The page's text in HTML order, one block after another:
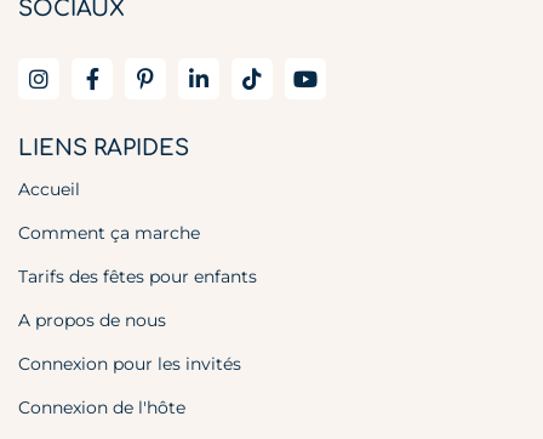
SOCIAUX
LIENS RAPIDES
Accueil
Comment ça marche
Tarifs des fêtes pour enfants
A propos de nous
Connexion pour les invités
Connexion de l'hôte